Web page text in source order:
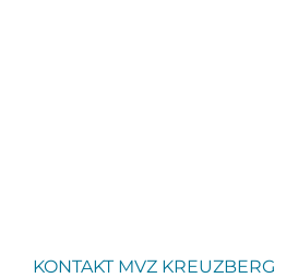
KONTAKT MVZ KREUZBERG